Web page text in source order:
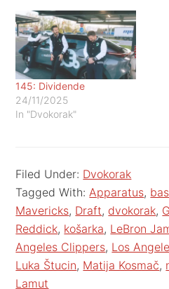
145: Dividende
24/11/2025
In "Dvokorak"
Filed Under: Dvokorak
Tagged With:Apparatus,
Mavericks, Draft, dvokorak,
Reddick, košarka, LeBron
Angeles Clippers, Los
Luka Štucin, Matija Kosmač,
Lamut